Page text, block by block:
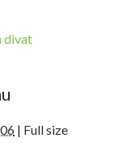
divat
| Full size